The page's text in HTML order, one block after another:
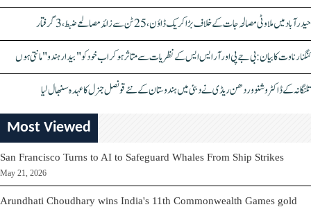
حیدرآباد میں ملاوٹی مصالحہ جات کے خلاف بڑا کریک ڈاؤن، 25 ٹن سے زائد مصالحے ضبط، 3 گرفتار
کنگنا رناوت کا بیان: بی جے پی اور آر ایس ایس کے نظریات سے متاثر ہو کر اب خود کو "بیدار ہندو" مانتی ہوں
تلنگانہ کے ڈاکٹر وشنو وردھن ریڈی نے دبئی میں ہندوستان کے نئے قونصل جنرل کا عہدہ سنبھال لیا
Most Viewed
San Francisco Turns to AI to Safeguard Whales From Ship Strikes
May 21, 2026
Arundhati Choudhary wins India's 11th Commonwealth Games gold